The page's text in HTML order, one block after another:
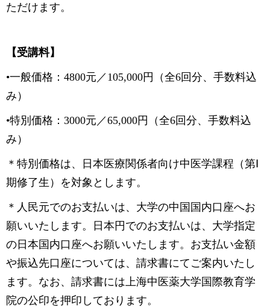
ただけます。
【受講料】
•一般価格：4800元／105,000円（全6回分、手数料込
み）
•特別価格：3000元／65,000円（全6回分、手数料込
み）
＊特別価格は、日本医療関係者向け中医学課程（第Ⅰ
期修了生）を対象とします。
＊人民元でのお支払いは、大学の中国国内口座へお
願いいたします。日本円でのお支払いは、大学指定
の日本国内口座へお願いいたします。お支払い金額
や振込先口座については、請求書にてご案内いたし
ます。なお、請求書には上海中医薬大学国際教育学
院の公印を押印しております。